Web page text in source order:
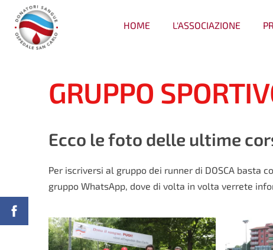
HOME L'ASSOCIAZIONE
GRUPPO
Ecco le foto delle ultime
Per iscriversi al gruppo dei runner di DOSCA basta
gruppo WhatsApp, dove di volta in volta verrete